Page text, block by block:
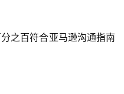
之百符合亚马逊沟通指南